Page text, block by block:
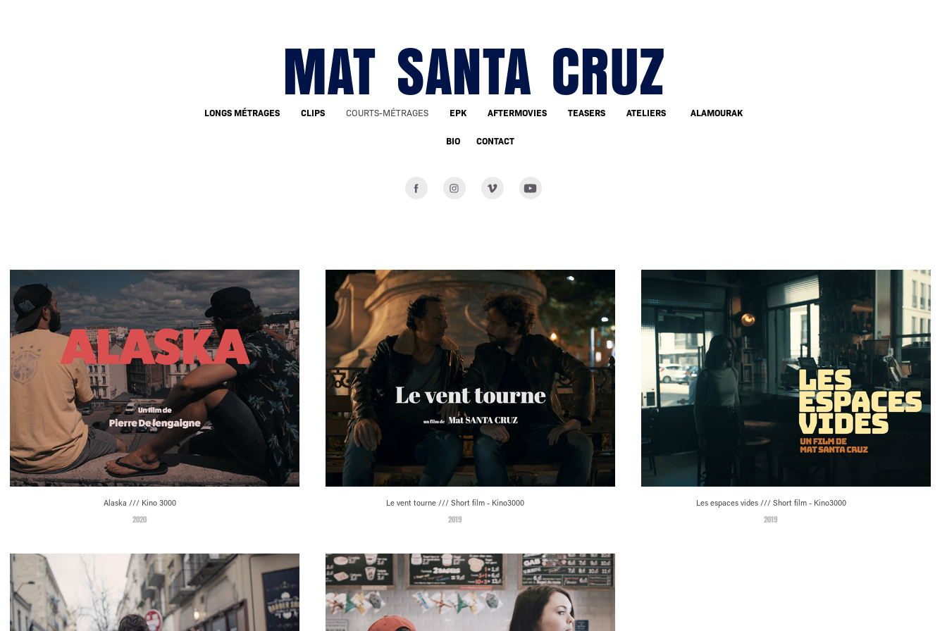
MAT SANTA CRUZ
LONGS MÉTRAGES CLIPS COURTS-MÉTRAGES EPK AFTERMOVIES TEASERS ATELIERS ALAMOURAK
BIO CONTACT
Alaska /// Kino 3000
2020
Le vent tourne /// Short film - Kino3000
2019
Les espaces vides /// Short film - Kino3000
2019